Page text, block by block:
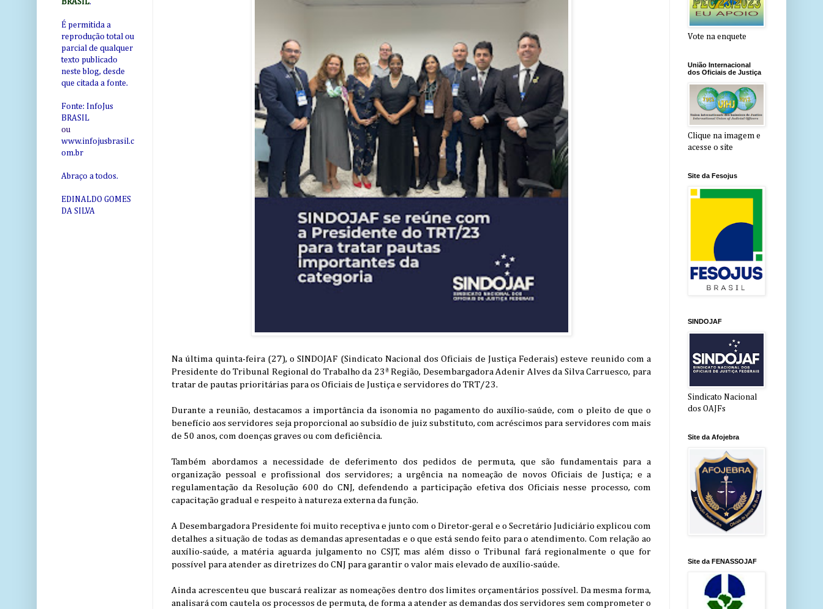
Na última quinta-feira (27), o SINDOJAF (Sindicato Nacional dos Oficiais de Justiça Federais) esteve reunido com a
Presidente do Tribunal Regional do Trabalho da 23ª Região, Desembargadora Adenir Alves da Silva Carruesco, para
tratar de pautas prioritárias para os Oficiais de Justiça e servidores do TRT/23.
Durante a reunião, destacamos a importância da isonomia no pagamento do auxílio-saúde, com o pleito de que o
benefício aos servidores seja proporcional ao subsídio de juiz substituto, com acréscimos para servidores com mais
de 50 anos, com doenças graves ou com deficiência.
Também abordamos a necessidade de deferimento dos pedidos de permuta, que são fundamentais para a
organização pessoal e profissional dos servidores; a urgência na nomeação de novos Oficiais de Justiça; e a
regulamentação da Resolução 600 do CNJ, defendendo a participação efetiva dos Oficiais nesse processo, com
capacitação gradual e respeito à natureza externa da função.
A Desembargadora Presidente foi muito receptiva e junto com o Diretor-geral e o Secretário Judiciário explicou com
detalhes a situação de todas as demandas apresentadas e o que está sendo feito para o atendimento. Com relação ao
auxílio-saúde, a matéria aguarda julgamento no CSJT, mas além disso o Tribunal fará regionalmente o que for
possível para atender as diretrizes do CNJ para garantir o valor mais elevado de auxílio-saúde.
Ainda acrescenteu que buscará realizar as nomeações dentro dos limites orçamentários possível. Da mesma forma,
analisará com cautela os processos de permuta, de forma a atender as demandas dos servidores sem comprometer o
BRASIL.
É permitida a
reprodução total ou
parcial de qualquer
texto publicado
neste blog, desde
que citada a fonte.
Fonte: InfoJus
BRASIL
ou
www.infojusbrasil.c
om.br
Abraço a todos.
EDINALDO GOMES
DA SILVA
Vote na enquete
União Internacional
dos Oficiais de Justiça
Clique na imagem e
acesse o site
Site da Fesojus
SINDOJAF
Sindicato Nacional
dos OAJFs
Site da Afojebra
Site da FENASSOJAF